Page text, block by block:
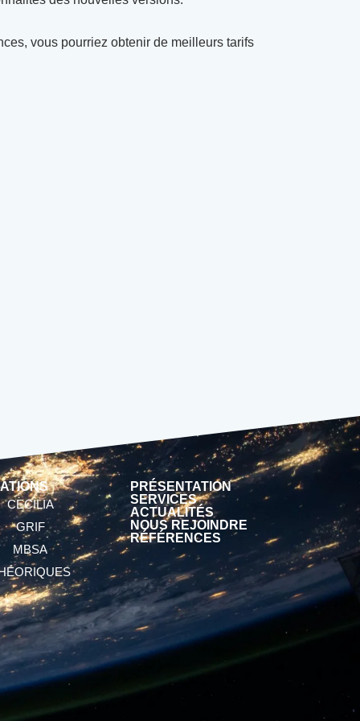
vous pourriez obtenir de meilleurs tarifs
CECILIA
GRIF
MBSA
PRÉSENTATION
SERVICES
ACTUALITÉS
NOUS REJOINDRE
RÉFÉRENCES